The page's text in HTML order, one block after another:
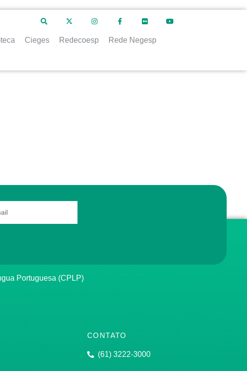
Cieges Redecoesp Rede Negesp
Portuguesa (CPLP)
CONTATO
(61) 3222-3000